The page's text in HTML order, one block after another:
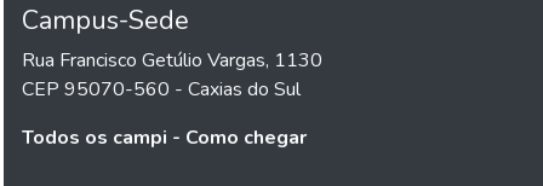
Campus-Sede
Rua Francisco Getúlio Vargas, 1130
CEP 95070-560 - Caxias do Sul
Todos os campi - Como chegar